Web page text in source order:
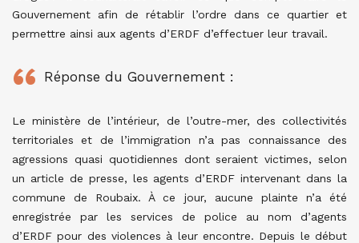
Gouvernement afin de rétablir l’ordre dans ce quartier et
permettre ainsi aux agents d’ERDF d’effectuer leur travail.
Réponse du Gouvernement :
Le ministère de l’intérieur, de l’outre-mer, des collectivités
territoriales et de l’immigration n’a pas connaissance des
agressions quasi quotidiennes dont seraient victimes, selon
un article de presse, les agents d’ERDF intervenant dans la
commune de Roubaix. À ce jour, aucune plainte n’a été
enregistrée par les services de police au nom d’agents
d’ERDF pour des violences à leur encontre. Depuis le début